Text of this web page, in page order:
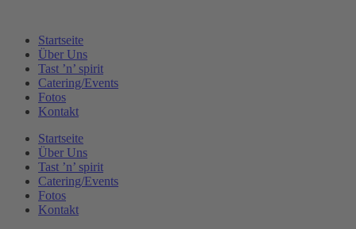
springenStartseite
Über Uns
Tast ’n’ spirit
Catering/Events
Fotos
Kontakt
Startseite
Über Uns
Tast ’n’ spirit
Catering/Events
Fotos
Kontakt